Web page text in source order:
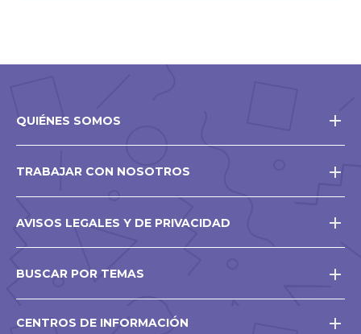
QUIÉNES SOMOS
TRABAJAR CON NOSOTROS
AVISOS LEGALES Y DE PRIVACIDAD
BUSCAR POR TEMAS
CENTROS DE INFORMACIÓN